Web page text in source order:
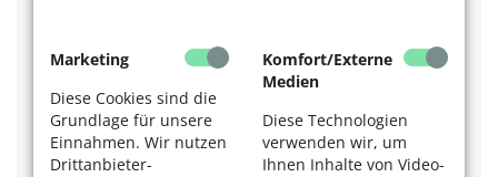
Marketing
Diese Cookies sind die
Grundlage für unsere
Einnahmen. Wir nutzen
Drittanbieter-
Komfort/Externe
Medien
Diese Technologien
verwenden wir, um
Ihnen Inhalte von Video-
Anke Prinz,
Riehler Tal 48
50735 Köln
Tel. 0176 / 34 45 92 59